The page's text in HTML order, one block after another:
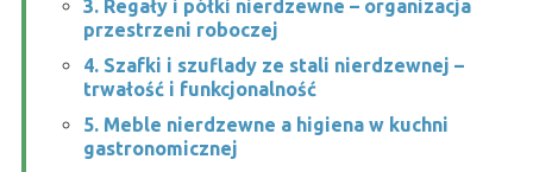
3. Regały i półki nierdzewne – organizacja
przestrzeni roboczej
4. Szafki i szuflady ze stali nierdzewnej –
trwałość i funkcjonalność
5. Meble nierdzewne a higiena w kuchni
gastronomicznej